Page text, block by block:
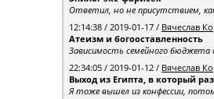
Ответил, но не присутствием,
12:14:38 / 2019-01-17 / Вячеслав
Атеизм и богооставленность
Зависимость семейного бюджета
22:34:05 / 2019-01-12 / Вячеслав
Выход из Египта, в который раз
Я тоже вышел из конфессии,